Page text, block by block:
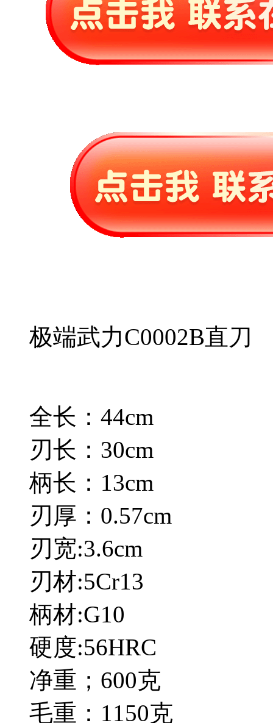
极端武力C0002B直刀
全长：44cm
刃长：30cm
柄长：13cm
刃厚：0.57cm
刃宽:3.6cm
刃材:5Cr13
柄材:G10
硬度:56HRC
净重；600克
毛重：1150克